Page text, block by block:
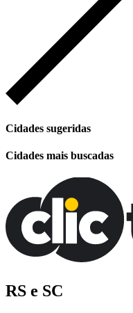
Cidades sugeridas
Cidades mais buscadas
RS e SC